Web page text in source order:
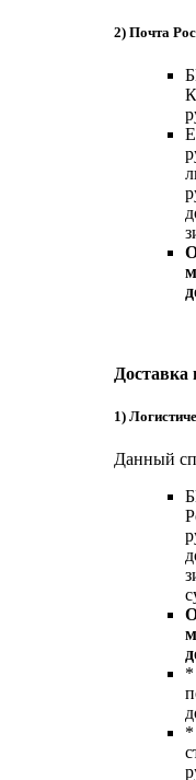
2) Почта
Доставка
1)
Данный
*
*